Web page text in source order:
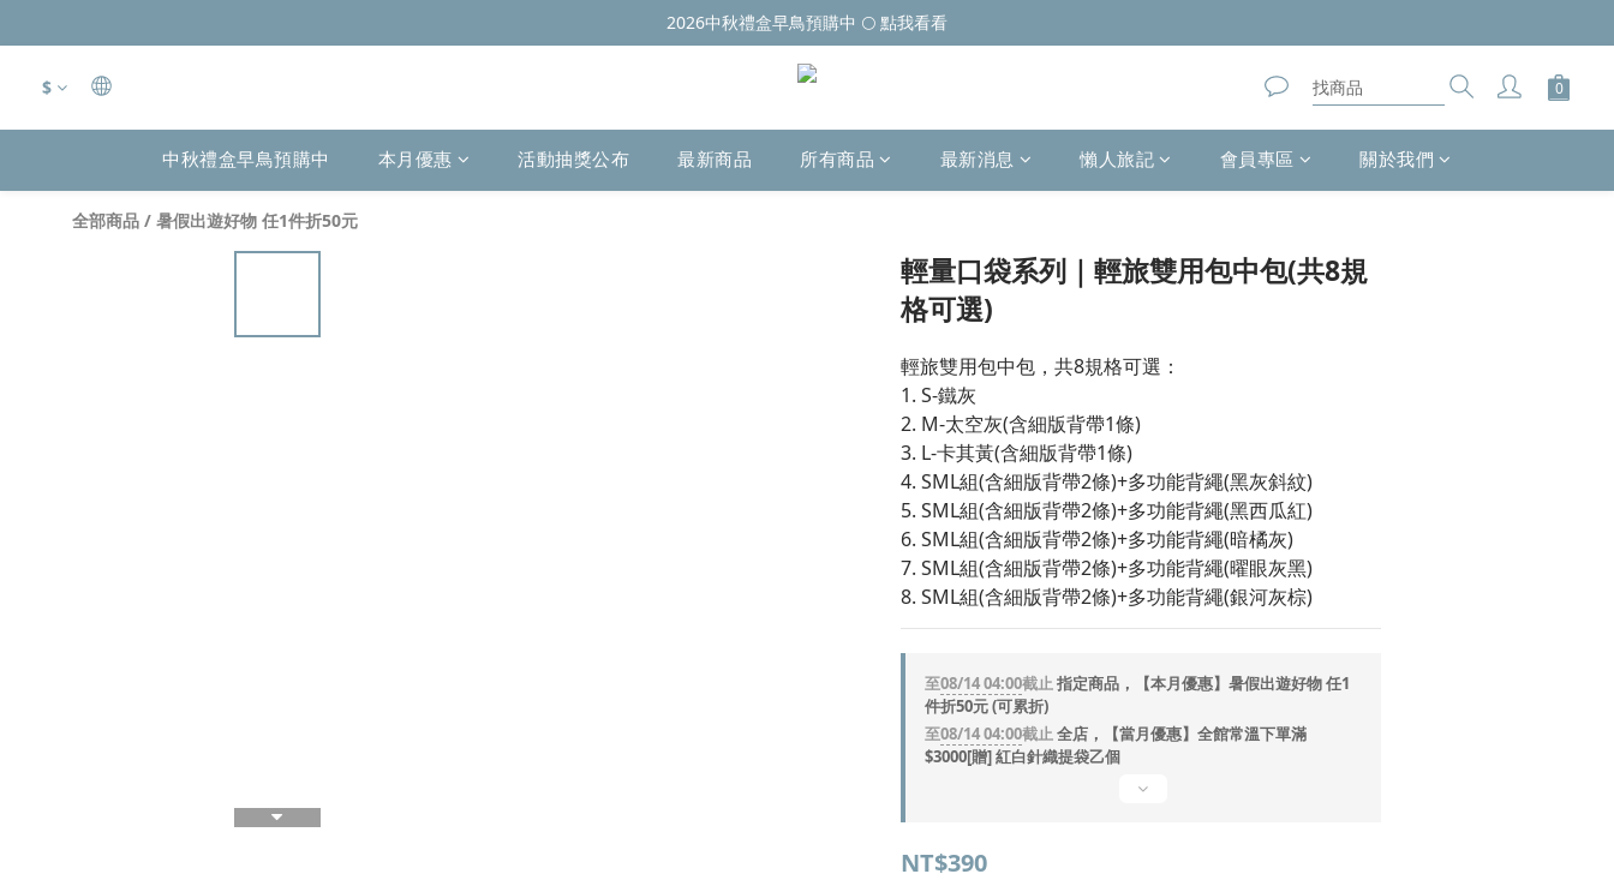
2026中秋禮盒早鳥預購中 🌕 點我看看
$
中秋禮盒早鳥預購中 本月優惠 活動抽獎公布 最新商品 所有商品 最新消息 懶人旅記 會員專區 關於我們
全部商品 / 暑假出遊好物 任1件折50元
輕量口袋系列｜輕旅雙用包中包(共8規
格可選)
輕旅雙用包中包，共8規格可選：
1. S-鐵灰
2. M-太空灰(含細版背帶1條)
3. L-卡其黃(含細版背帶1條)
4. SML組(含細版背帶2條)+多功能背繩(黑灰斜紋)
5. SML組(含細版背帶2條)+多功能背繩(黑西瓜紅)
6. SML組(含細版背帶2條)+多功能背繩(暗橘灰)
7. SML組(含細版背帶2條)+多功能背繩(曜眼灰黑)
8. SML組(含細版背帶2條)+多功能背繩(銀河灰棕)
至08/14 04:00截止指定商品，【本月優惠】暑假出遊好物 任1
件折50元 (可累折)
至08/14 04:00截止全店，【當月優惠】全館常溫下單滿
$3000[贈] 紅白針織提袋乙個
NT$390